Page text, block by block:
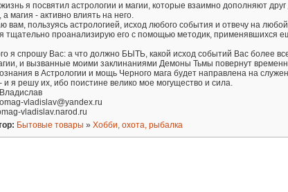
я посвятил астрологии и магии, которые взаимно дополняют друг
магия - активно влиять на него.
вам, пользуясь астрологией, исход любого события и отвечу на
я тщательно проанализирую его с помощью методик, применявшихся
я спрошу Вас: а что должно БЫТЬ, какой исход событий Вас более
и вызванные моими заклинаниями Демоны Тьмы повернут
в Астрологии и мощь Черного мага будет направлена на
и я решу их, ибо поистине велико мое могущество и сила.
vladislav@yandex.ru
vladislav.narod.ru
Бытовые товары » Хобби, охота, рыбалка